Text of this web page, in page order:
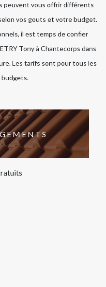
peuvent vous offrir différents
vos gouts et votre budget.
il est temps de confier
Tony à Chantecorps dans
Les tarifs sont pour tous les
budgets.